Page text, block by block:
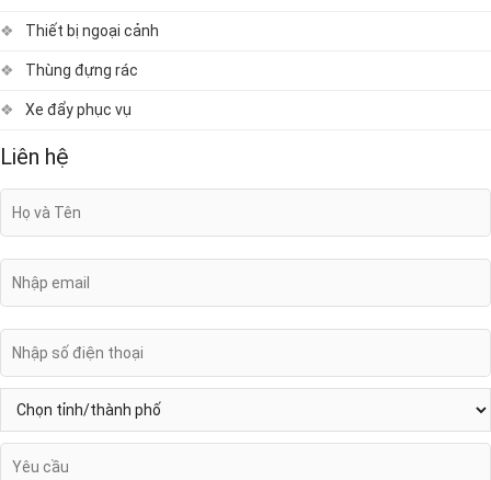
Thiết bị ngoại cảnh
Thùng đựng rác
Xe đẩy phục vụ
Liên hệ